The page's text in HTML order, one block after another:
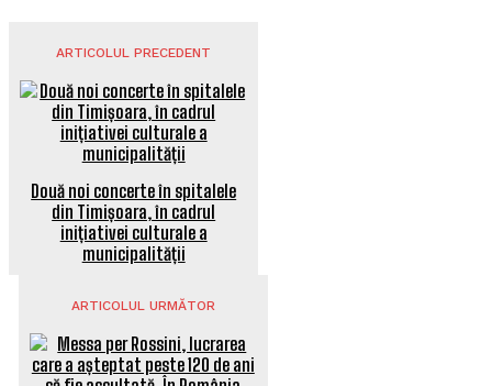
ARTICOLUL PRECEDENT
Două noi concerte în spitalele
din Timișoara, în cadrul
inițiativei culturale a
municipalității
ARTICOLUL URMĂTOR